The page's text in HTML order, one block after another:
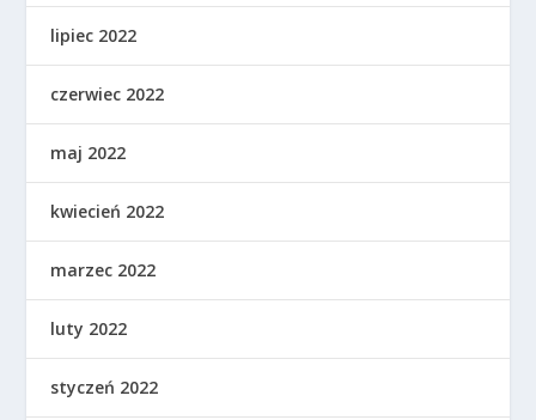
lipiec 2022
czerwiec 2022
maj 2022
kwiecień 2022
marzec 2022
luty 2022
styczeń 2022